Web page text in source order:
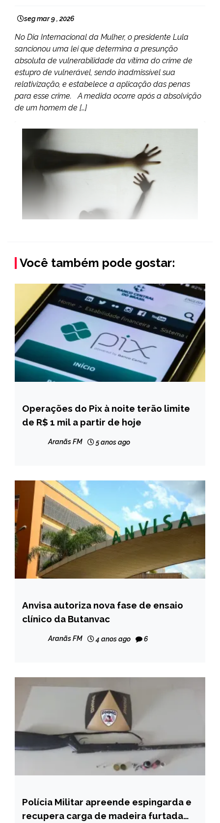
seg mar 9 , 2026
No Dia Internacional da Mulher, o presidente Lula
sancionou uma lei que determina a presunção
absoluta de vulnerabilidade da vítima do crime de
estupro de vulnerável, sendo inadmissível sua
relativização, e estabelece a aplicação das penas
para esse crime. A medida ocorre após a absolvição
de um homem de […]
Você também pode gostar:
BRASIL
NOTÍCIAS
Operações do Pix à noite terão limite
de R$ 1 mil a partir de hoje
Aranãs FM 5 anos ago
BRASIL
NOTÍCIAS
Anvisa autoriza nova fase de ensaio
clínico da Butanvac
Aranãs FM 4 anos ago 6
MINAS
GERAIS
Polícia Militar apreende espingarda e
recupera carga de madeira furtada